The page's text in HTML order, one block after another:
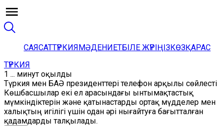
САЯСАТТҮРКИЯМӘДЕНИЕТБІЛЕ ЖҮРІҢІЗКӨЗҚАРАС
ТҮРКИЯ
1 ... минут оқылды
Түркия мен БАӘ президенттері телефон арқылы сөйлесті
Көшбасшылар екі ел арасындағы ынтымақтастық
мүмкіндіктерін және қатынастарды ортақ мүдделер мен
халықтың игілігі үшін одан әрі нығайтуға бағытталған
қадамдарды талқылады.